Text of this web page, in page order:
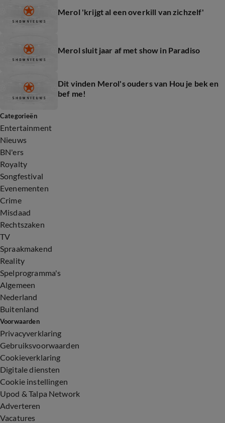
Merol 'krijgt al een overkill van zichzelf'
Merol sluit jaar af met show in Paradiso
Dit vinden Merol's ouders van Hou je bek en
bef me!
Categorieën
Entertainment
Nieuws
BN'ers
Royalty
Songfestival
Evenementen
Crime
Misdaad
Rechtszaken
TV
Spraakmakend
Reality
Spelprogramma's
Algemeen
Nederland
Buitenland
Voorwaarden
Privacyverklaring
Gebruiksvoorwaarden
Cookieverklaring
Digitale diensten
Cookie instellingen
Upod & Talpa Network
Adverteren
Vacatures